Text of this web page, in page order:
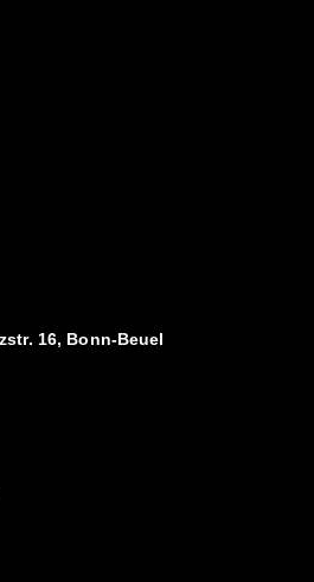
16, Bonn-Beuel